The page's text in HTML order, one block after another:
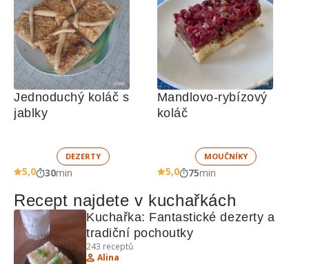
Jednoduchý koláč s
jablky
DEZERTY
5,0 30min
Mandlovo-rybízový
koláč
MOUČNÍKY
5,0 75min
Recept najdete v kuchařkách
Kuchařka: Fantastické dezerty a
tradiční pochoutky
243 receptů
Alina